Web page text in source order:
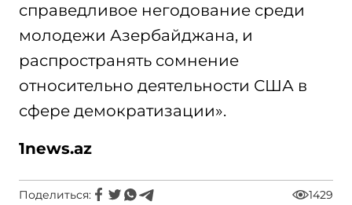
справедливое негодование среди
молодежи Азербайджана, и
распространять сомнение
относительно деятельности США в
сфере демократизации».
1news.az
Поделиться: 1429